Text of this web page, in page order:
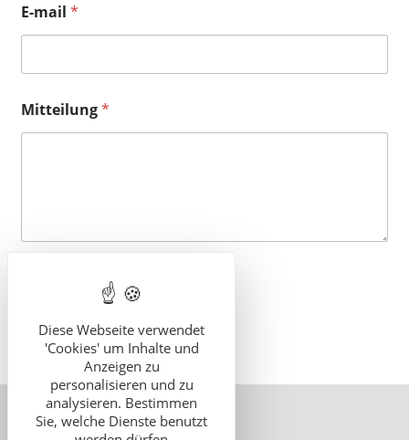
Diese Webseite verwendet
'Cookies' um Inhalte und
Anzeigen zu
personalisieren und zu
analysieren. Bestimmen
Sie, welche Dienste benutzt
E-mail*
Mitteilung*